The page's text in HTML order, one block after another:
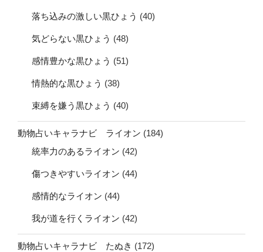
落ち込みの激しい黒ひょう (40)
気どらない黒ひょう (48)
感情豊かな黒ひょう (51)
情熱的な黒ひょう (38)
束縛を嫌う黒ひょう (40)
動物占いキャラナビ ライオン (184)
統率力のあるライオン (42)
傷つきやすいライオン (44)
感情的なライオン (44)
我が道を行くライオン (42)
動物占いキャラナビ たぬき (172)